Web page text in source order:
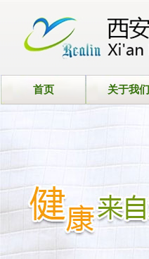
首页 关于我们